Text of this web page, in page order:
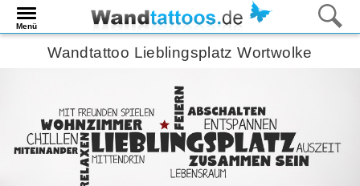
Menü
Wandtattoo Lieblingsplatz Wortwolke